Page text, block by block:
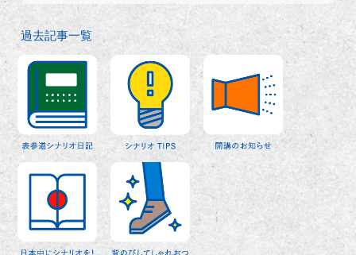
過去記事一覧